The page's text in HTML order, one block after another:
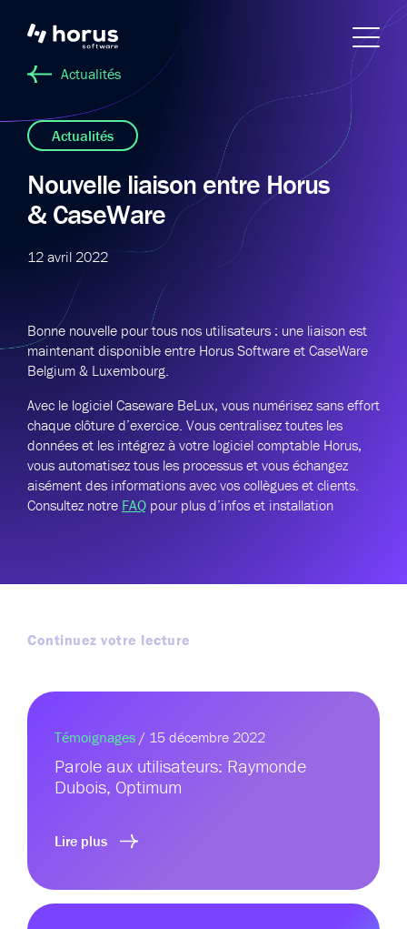
Actualités
Actualités
Nouvelle liaison entre Horus
& CaseWare
12 avril 2022
Bonne nouvelle pour tous nos utilisateurs : une liaison est
maintenant disponible entre Horus Software et CaseWare
Belgium & Luxembourg.
Avec le logiciel Caseware BeLux, vous numérisez sans effort
chaque clôture d’exercice. Vous centralisez toutes les
données et les intégrez à votre logiciel comptable Horus,
vous automatisez tous les processus et vous échangez
aisément des informations avec vos collègues et clients.
Consultez notre FAQ pour plus d’infos et installation
Continuez votre lecture
Témoignages / 15 décembre 2022
Parole aux utilisateurs: Raymonde
Dubois, Optimum
Lire plus